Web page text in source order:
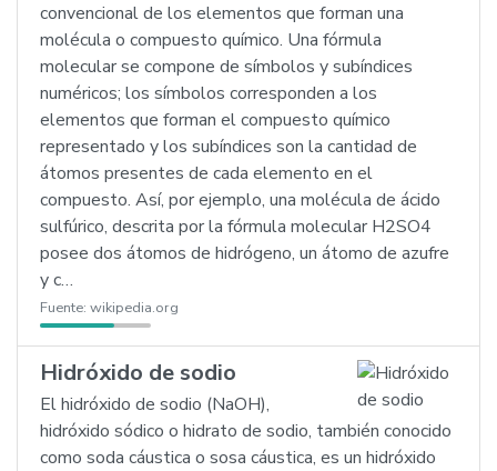
convencional de los elementos que forman una
molécula o compuesto químico. Una fórmula
molecular se compone de símbolos y subíndices
numéricos; los símbolos corresponden a los
elementos que forman el compuesto químico
representado y los subíndices son la cantidad de
átomos presentes de cada elemento en el
compuesto. Así, por ejemplo, una molécula de ácido
sulfúrico, descrita por la fórmula molecular H2SO4
posee dos átomos de hidrógeno, un átomo de azufre
y c…
Fuente: wikipedia.org
Hidróxido de sodio
El hidróxido de sodio (NaOH),
hidróxido sódico o hidrato de sodio, también conocido
como soda cáustica o sosa cáustica, es un hidróxido